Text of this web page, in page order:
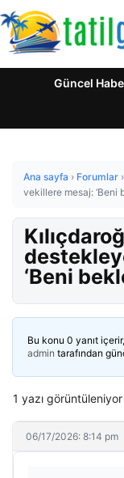
Güncel
Ana sayfa › Forumlar ›
vekillere mesaj: ‘Beni
‘Beni
Bu konu 0 yanıt
admin tarafından
1 yazı
06/17/2026: 8:14 pm